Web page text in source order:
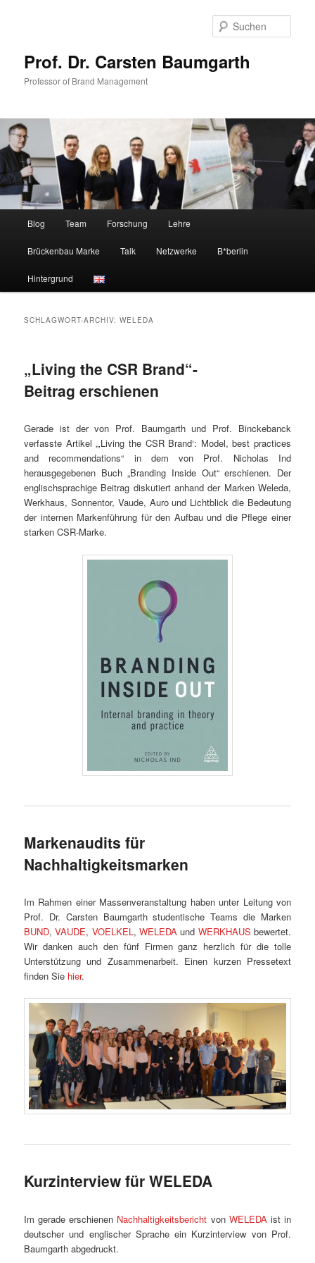
Prof. Dr. Carsten Baumgarth
Professor of Brand Management
Blog Team Forschung Lehre
Brückenbau Marke Talk Netzwerke B*berlin
Hintergrund
SCHLAGWORT-ARCHIV:WELEDA
„Living the CSR Brand“-
Beitrag erschienen
Gerade ist der von Prof. Baumgarth und Prof. Binckebanck
verfasste Artikel „‚Living the CSR Brand‘: Model, best practices
and recommendations“ in dem von Prof. Nicholas Ind
herausgegebenen Buch „Branding Inside Out“ erschienen. Der
englischsprachige Beitrag diskutiert anhand der Marken Weleda,
Werkhaus, Sonnentor, Vaude, Auro und Lichtblick die Bedeutung
der internen Markenführung für den Aufbau und die Pflege einer
starken CSR-Marke.
Markenaudits für
Nachhaltigkeitsmarken
Im Rahmen einer Massenveranstaltung haben unter Leitung von
Prof. Dr. Carsten Baumgarth studentische Teams die Marken
BUND,VAUDE, VOELKEL,WELEDA und WERKHAUS bewertet.
Wir danken auch den fünf Firmen ganz herzlich für die tolle
Unterstützung und Zusammenarbeit. Einen kurzen Pressetext
finden Sie hier.
Kurzinterview für WELEDA
Im gerade erschienen Nachhaltigkeitsbericht von WELEDA ist in
deutscher und englischer Sprache ein Kurzinterview von Prof.
Baumgarth abgedruckt.